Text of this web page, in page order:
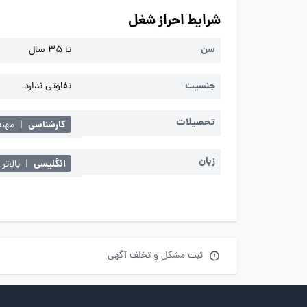
شرایط احراز شغل
سن تا 35 سال
جنسیت تفاوتی ندارد
تحصیلات کارشناسی |
زبان انگلیسی |
ثبت مشکل و تخلف آگهی